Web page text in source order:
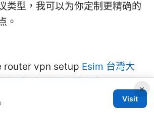
类型，我可以为你定制更精确的
。
router vpn setup Esim 台灣大
申請、設定與更換教學 2026年
×
Visit